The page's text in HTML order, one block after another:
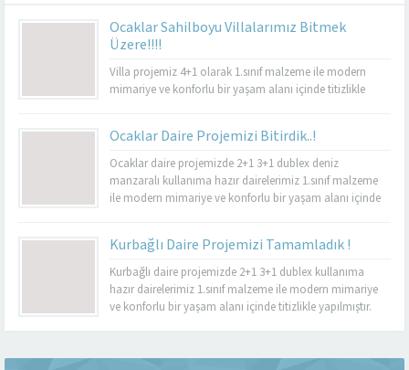
Ocaklar Sahilboyu Villalarımız Bitmek
Üzere!!!!
Villa projemiz 4+1 olarak 1.sınıf malzeme ile modern
mimariye ve konforlu bir yaşam alanı içinde titizlikle
Ocaklar Daire Projemizi Bitirdik..!
Ocaklar daire projemizde 2+1 3+1 dublex deniz
manzaralı kullanıma hazır dairelerimiz 1.sınıf malzeme
ile modern mimariye ve konforlu bir yaşam alanı içinde
Kurbağlı Daire Projemizi Tamamladık !
Kurbağlı daire projemizde 2+1 3+1 dublex kullanıma
hazır dairelerimiz 1.sınıf malzeme ile modern mimariye
ve konforlu bir yaşam alanı içinde titizlikle yapılmıştır.